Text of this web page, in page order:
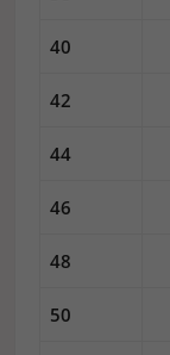
40
42
44
46
48
50